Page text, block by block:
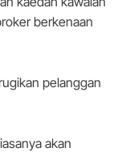
berkenaan
pelanggan
akan